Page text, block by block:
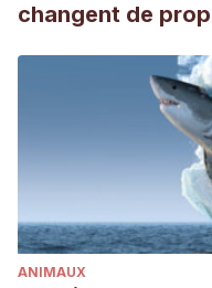
changent de
ANIMAUX